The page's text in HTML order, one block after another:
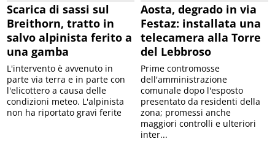
Scarica di sassi sul
Breithorn, tratto in
salvo alpinista ferito a
una gamba
L'intervento è avvenuto in
parte via terra e in parte con
l'elicottero a causa delle
condizioni meteo. L'alpinista
non ha riportato gravi ferite
Aosta, degrado in via
Festaz: installata una
telecamera alla Torre
del Lebbroso
Prime contromosse
dell'amministrazione
comunale dopo l'esposto
presentato da residenti della
zona; promessi anche
maggiori controlli e ulteriori
inter...